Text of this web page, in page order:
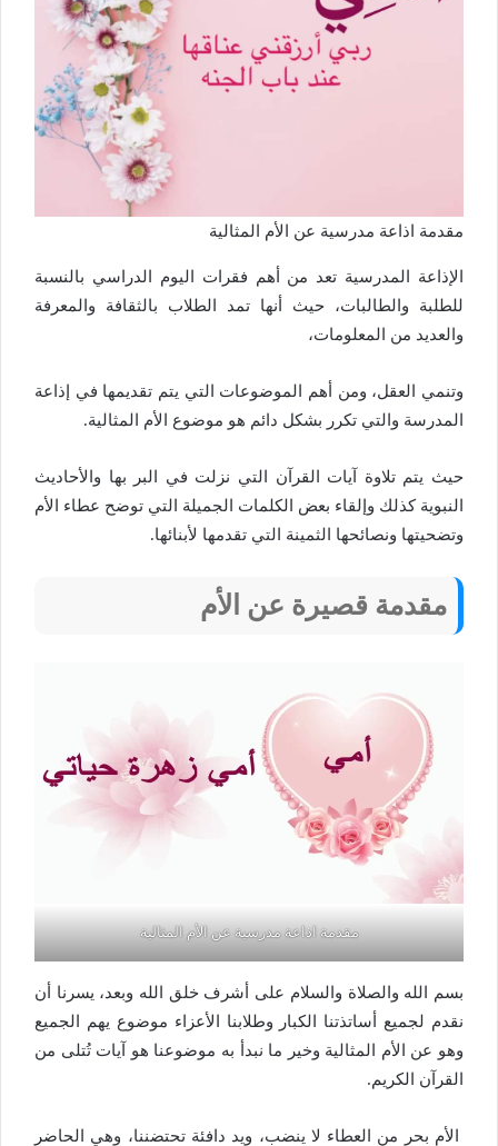
مقدمة اذاعة مدرسية عن الأم المثالية
الإذاعة المدرسية تعد من أهم فقرات اليوم الدراسي بالنسبة
للطلبة والطالبات، حيث أنها تمد الطلاب بالثقافة والمعرفة
والعديد من المعلومات،
وتنمي العقل، ومن أهم الموضوعات التي يتم تقديمها في إذاعة
المدرسة والتي تكرر بشكل دائم هو موضوع الأم المثالية.
حيث يتم تلاوة آيات القرآن التي نزلت في البر بها والأحاديث
النبوية كذلك وإلقاء بعض الكلمات الجميلة التي توضح عطاء الأم
وتضحيتها ونصائحها الثمينة التي تقدمها لأبنائها.
مقدمة قصيرة عن الأم
مقدمة اذاعة مدرسية عن الأم المثالية
بسم الله والصلاة والسلام على أشرف خلق الله وبعد، يسرنا أن
نقدم لجميع أساتذتنا الكبار وطلابنا الأعزاء موضوع يهم الجميع
وهو عن الأم المثالية وخير ما نبدأ به موضوعنا هو آيات تُتلى من
القرآن الكريم.
الأم بحر من العطاء لا ينضب، ويد دافئة تحتضننا، وهي الحاضر